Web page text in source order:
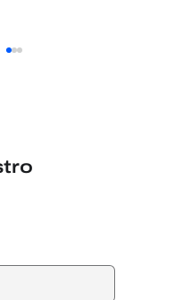
social
de tareas y